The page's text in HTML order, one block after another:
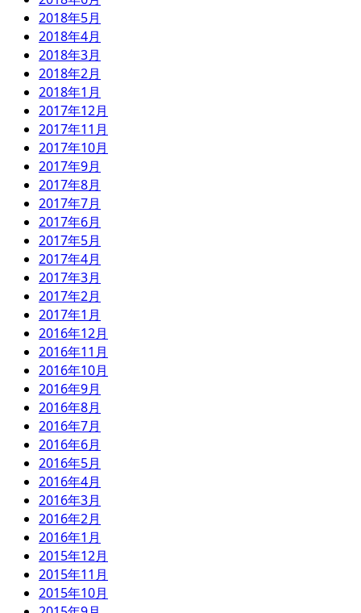
2018年5月
2018年4月
2018年3月
2018年2月
2018年1月
2017年12月
2017年11月
2017年10月
2017年9月
2017年8月
2017年7月
2017年6月
2017年5月
2017年4月
2017年3月
2017年2月
2017年1月
2016年12月
2016年11月
2016年10月
2016年9月
2016年8月
2016年7月
2016年6月
2016年5月
2016年4月
2016年3月
2016年2月
2016年1月
2015年12月
2015年11月
2015年10月